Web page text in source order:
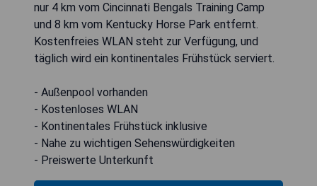
nur 4 km vom Cincinnati Bengals Training Camp
und 8 km vom Kentucky Horse Park entfernt.
Kostenfreies WLAN steht zur Verfügung, und
täglich wird ein kontinentales Frühstück serviert.
- Außenpool vorhanden
- Kostenloses WLAN
- Kontinentales Frühstück inklusive
- Nahe zu wichtigen Sehenswürdigkeiten
- Preiswerte Unterkunft